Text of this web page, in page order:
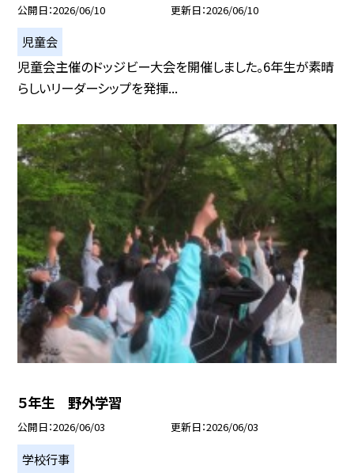
公開日 2026/06/10 更新日 2026/06/10
児童会
児童会主催のドッジビー大会を開催しました。6年生が素晴
らしいリーダーシップを発揮...
５年生 野外学習
公開日 2026/06/03 更新日 2026/06/03
学校行事